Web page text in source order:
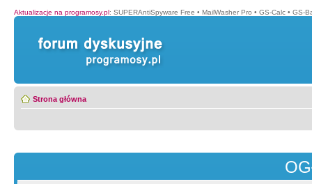
Aktualizacje na programosy.pl: SUPERAntiSpyware Free • MailWasher Pro • GS-Calc • GS-
Strona główna